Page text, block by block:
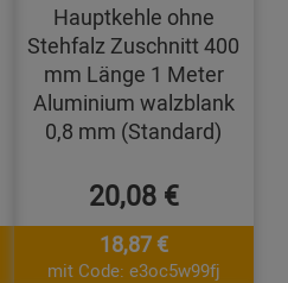
Hauptkehle ohne
Stehfalz Zuschnitt 400
mm Länge 1 Meter
Aluminium walzblank
0,8 mm (Standard)
20,08 €
18,87 €
mit Code: e3oc5w99fj